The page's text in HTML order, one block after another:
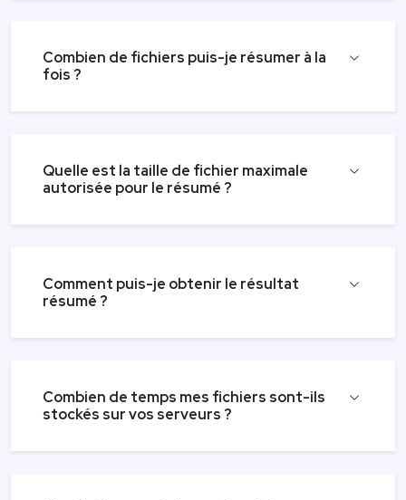
Combien de fichiers puis-je résumer à la
fois ?
Quelle est la taille de fichier maximale
autorisée pour le résumé ?
Comment puis-je obtenir le résultat
résumé ?
Combien de temps mes fichiers sont-ils
stockés sur vos serveurs ?